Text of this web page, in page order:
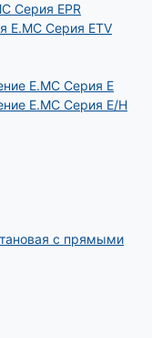
Серия EPR
E.MC Серия ETV
E.MC Серия E
E.MC Серия E/H
с прямыми